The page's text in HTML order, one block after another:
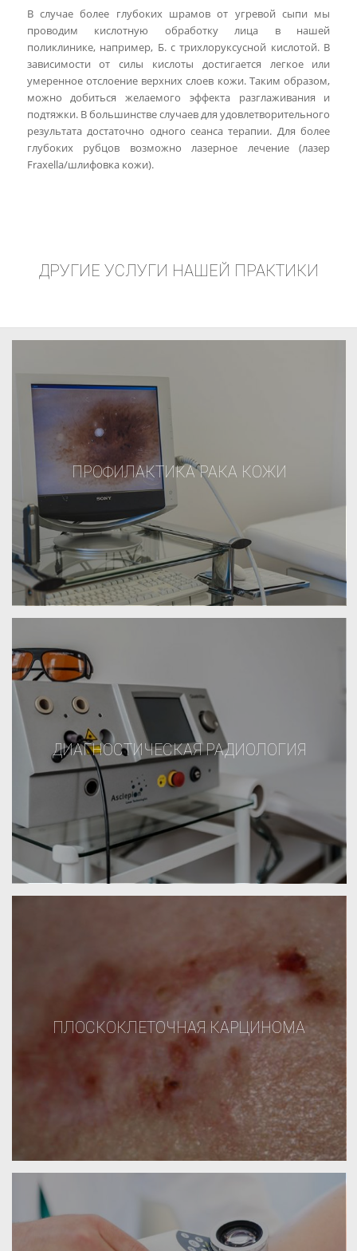
В случае более глубоких шрамов от угревой сыпи мы
проводим кислотную обработку лица в нашей
поликлинике, например, Б. с трихлоруксусной кислотой. В
зависимости от силы кислоты достигается легкое или
умеренное отслоение верхних слоев кожи. Таким образом,
можно добиться желаемого эффекта разглаживания и
подтяжки. В большинстве случаев для удовлетворительного
результата достаточно одного сеанса терапии. Для более
глубоких рубцов возможно лазерное лечение (лазер
Fraxella/шлифовка кожи).
ДРУГИЕ УСЛУГИ НАШЕЙ ПРАКТИКИ
ПРОФИЛАКТИКА РАКА КОЖИ
ДИАГНОСТИЧЕСКАЯ РАДИОЛОГИЯ
ПЛОСКОКЛЕТОЧНАЯ КАРЦИНОМА